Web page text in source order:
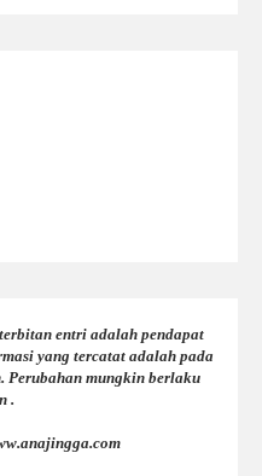
entri adalah pendapat
yang tercatat adalah pada
mungkin berlaku
.